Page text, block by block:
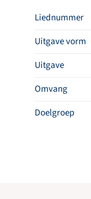
Liednummer
Uitgave vorm
Uitgave
Omvang
Doelgroep